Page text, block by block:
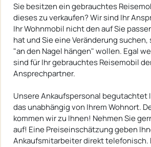
Sie besitzen ein gebrauchtes
dieses zu verkaufen? Wir sind Ihr
Ihr Wohnmobil nicht den auf Sie
hat und Sie eine Veränderung suchen,
"an den Nagel hängen" wollen. Egal
sind für Ihr gebrauchtes Reisemobil
Ansprechpartner.
Unsere Ankaufspersonal begutachtet
das unabhängig von Ihrem Wohnort.
kommen wir zu Ihnen! Nehmen Sie
auf! Eine Preiseinschätzung geben
Ankaufsmitarbeiter direkt telefonisch.